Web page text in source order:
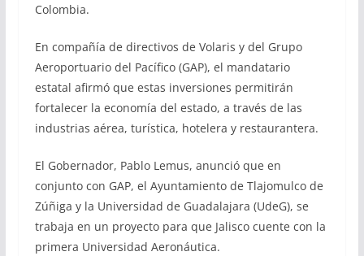
Colombia.
En compañía de directivos de Volaris y del Grupo
Aeroportuario del Pacífico (GAP), el mandatario
estatal afirmó que estas inversiones permitirán
fortalecer la economía del estado, a través de las
industrias aérea, turística, hotelera y restaurantera.
El Gobernador, Pablo Lemus, anunció que en
conjunto con GAP, el Ayuntamiento de Tlajomulco de
Zúñiga y la Universidad de Guadalajara (UdeG), se
trabaja en un proyecto para que Jalisco cuente con la
primera Universidad Aeronáutica.